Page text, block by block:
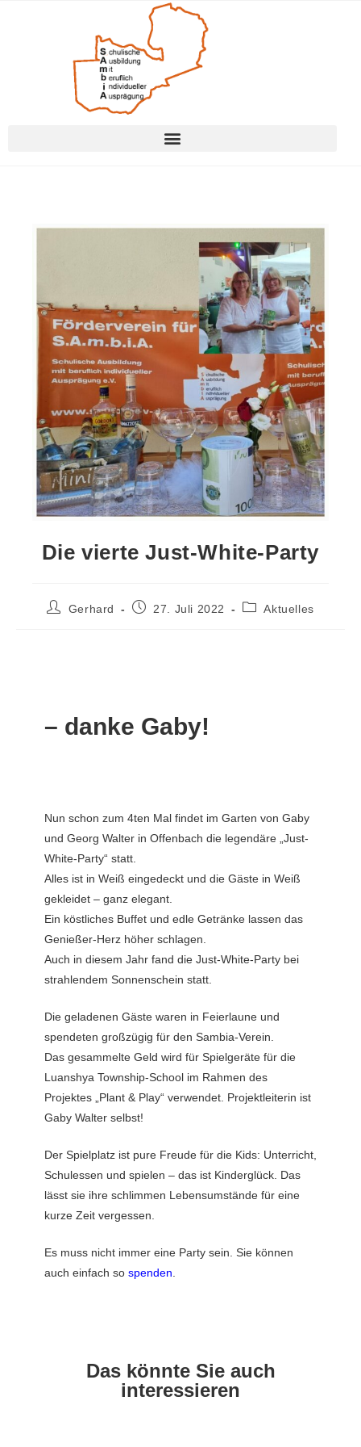
Die vierte Just-White-Party
Gerhard 27. Juli 2022 Aktuelles
– danke Gaby!
Nun schon zum 4ten Mal findet im Garten von Gaby
und Georg Walter in Offenbach die legendäre „Just-
White-Party“ statt.
Alles ist in Weiß eingedeckt und die Gäste in Weiß
gekleidet – ganz elegant.
Ein köstliches Buffet und edle Getränke lassen das
Genießer-Herz höher schlagen.
Auch in diesem Jahr fand die Just-White-Party bei
strahlendem Sonnenschein statt.
Die geladenen Gäste waren in Feierlaune und
spendeten großzügig für den Sambia-Verein.
Das gesammelte Geld wird für Spielgeräte für die
Luanshya Township-School im Rahmen des
Projektes „Plant & Play“ verwendet. Projektleiterin ist
Gaby Walter selbst!
Der Spielplatz ist pure Freude für die Kids: Unterricht,
Schulessen und spielen – das ist Kinderglück. Das
lässt sie ihre schlimmen Lebensumstände für eine
kurze Zeit vergessen.
Es muss nicht immer eine Party sein. Sie können
auch einfach so spenden
Das könnte Sie auch
interessieren